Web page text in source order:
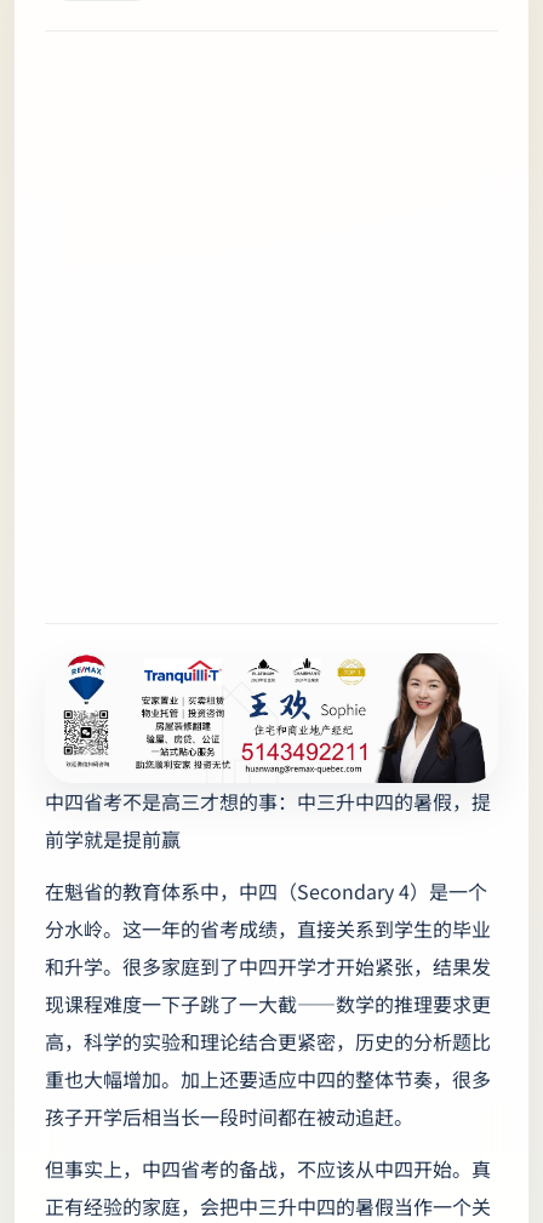
中四省考不是高三才想的事：中三升中四的暑假，提
前学就是提前赢
在魁省的教育体系中，中四（Secondary 4）是一个
分水岭。这一年的省考成绩，直接关系到学生的毕业
和升学。很多家庭到了中四开学才开始紧张，结果发
现课程难度一下子跳了一大截——数学的推理要求更
高，科学的实验和理论结合更紧密，历史的分析题比
重也大幅增加。加上还要适应中四的整体节奏，很多
孩子开学后相当长一段时间都在被动追赶。
但事实上，中四省考的备战，不应该从中四开始。真
正有经验的家庭，会把中三升中四的暑假当作一个关